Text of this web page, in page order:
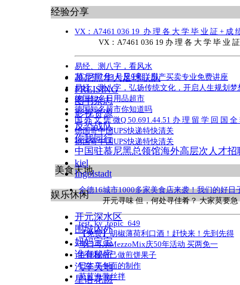
经验分享
VX：A7461 036 19 办 理 各 大 学 毕 业 証 + 成
VX：A7461 036 19 办 理 各 大 学 毕 业
易经、测八字，看风水
2023年7月1号及9号，房产买卖专业免费讲座
易经、测八字，弘扬传统文化，开启人生规划梦
德国知名日用品超市
德国知名超市你知道吗
国 外 文 凭 微Q 50.691.44.51 办 理 留 学 回 国 全
德国寄中国UPS快递特快清关
德国寄中国UPS快递特快清关
美食天地
全德16城市1000多家美食店来袭！我们的好日
开元寻味 但，何处寻佳肴？ 大家莫要急
test_ky_topic_649
【免费】胡椒薄荷利口酒！赶快来！先到先得
可口可乐MezzoMix庆50年活动 买两免一
在德国自己做煎饼果子
日本乌冬面的制作
莴苣海带丝拌
慕尼黑华人足球联队
FREISING
图书杂志
影视资源
反恐战队
你我同行
中国驻慕尼黑总领馆海外高层次人才招
kiel
Ingolstadt
娱乐休闲
开元深水区
围城内外
妈妈宝宝
谁有秘密
汽车天地
星语花愿